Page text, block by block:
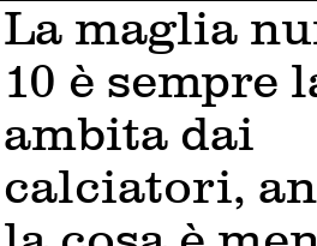
La maglia
10 è sempre
ambita dai
calciatori,